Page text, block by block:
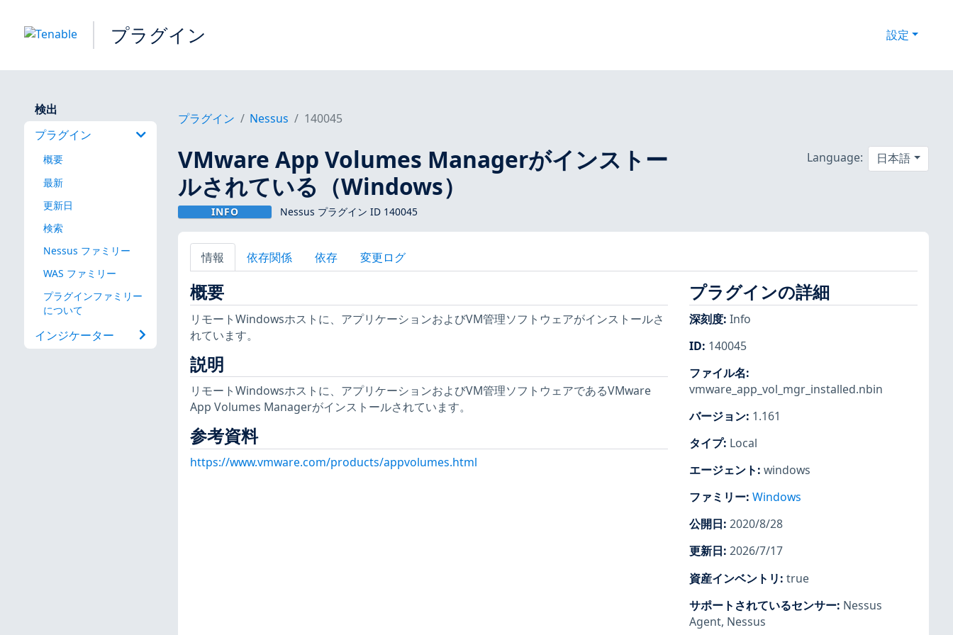
プラグイン 設定
検出
プラグイン
概要
最新
更新日
検索
Nessus ファミリー
WAS ファミリー
プラグインファミリー
について
インジケーター
プラグイン Nessus 140045
VMware App Volumes Managerがインストー
ルされている（Windows）
INFO Nessus プラグイン ID 140045
Language: 日本語
情報 依存関係 依存 変更ログ
概要
リモートWindowsホストに、アプリケーションおよびVM管理ソフトウェアがインストールさ
れています。
説明
リモートWindowsホストに、アプリケーションおよびVM管理ソフトウェアであるVMware
App Volumes Managerがインストールされています。
参考資料
https://www.vmware.com/products/appvolumes.html
プラグインの詳細
深刻度: Info
ID: 140045
ファイル名:
vmware_app_vol_mgr_installed.nbin
バージョン: 1.161
タイプ: Local
エージェント: windows
ファミリー: Windows
公開日: 2020/8/28
更新日: 2026/7/17
資産インベントリ: true
サポートされているセンサー: Nessus
Agent, Nessus